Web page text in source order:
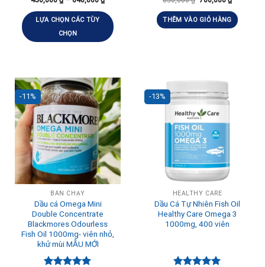
LỰA CHỌN CÁC TÙY
CHỌN
5 sao
THÊM VÀO GIỎ HÀNG
-11%
BÁN CHẠY
Dầu cá Omega Mini
Double Concentrate
Blackmores Odourless
Fish Oil 1000mg- viên nhỏ,
khử mùi MẪU MỚI
-13%
HEALTHY CARE
Dầu Cá Tự Nhiên Fish Oil
Healthy Care Omega 3
1000mg, 400 viên